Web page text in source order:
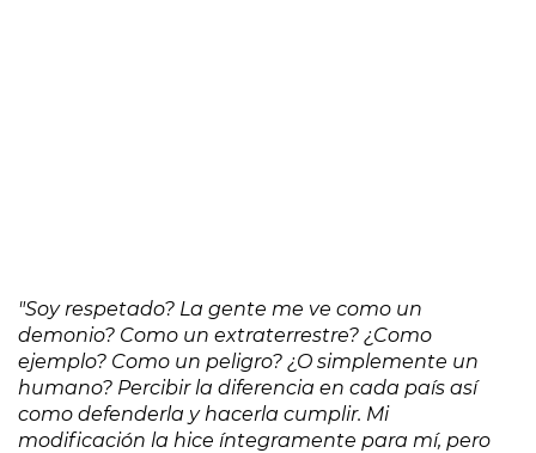
"Soy respetado? La gente me ve como un
demonio? Como un extraterrestre? ¿Como
ejemplo? Como un peligro? ¿O simplemente un
humano? Percibir la diferencia en cada país así
como defenderla y hacerla cumplir. Mi
modificación la hice íntegramente para mí, pero